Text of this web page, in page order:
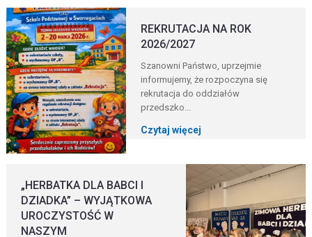
REKRUTACJA NA ROK
2026/2027
Szanowni Państwo, uprzejmie
informujemy, że rozpoczyna się
rekrutacja do oddziałów
przedszko...
Czytaj więcej
„HERBATKA DLA BABCI I
DZIADKA” – WYJĄTKOWA
UROCZYSTOŚĆ W
NASZYM